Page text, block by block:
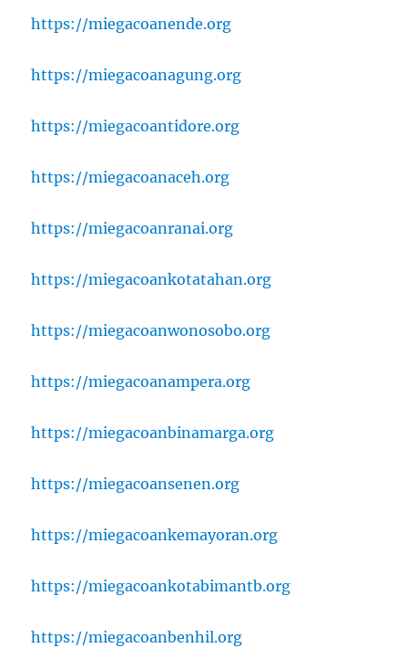
https://miegacoanende.org
https://miegacoanagung.org
https://miegacoantidore.org
https://miegacoanaceh.org
https://miegacoanranai.org
https://miegacoankotatahan.org
https://miegacoanwonosobo.org
https://miegacoanampera.org
https://miegacoanbinamarga.org
https://miegacoansenen.org
https://miegacoankemayoran.org
https://miegacoankotabimantb.org
https://miegacoanbenhil.org